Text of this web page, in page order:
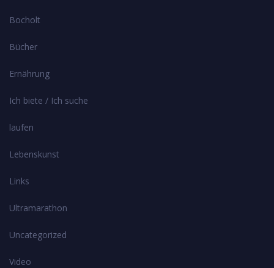
Bocholt
Bücher
Ernährung
Ich biete / Ich suche
laufen
Lebenskunst
Links
Ultramarathon
Uncategorized
Video